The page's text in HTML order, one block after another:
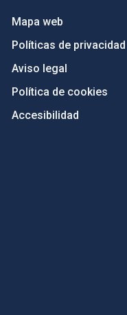
Mapa web
Políticas de privacidad
Aviso legal
Política de cookies
Accesibilidad